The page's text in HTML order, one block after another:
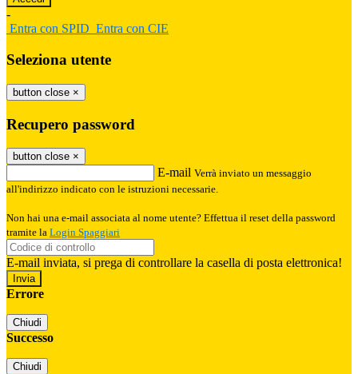
-
Entra con SPID Entra con CIE
Seleziona utente
button close ×
Recupero password
button close ×
E-mail Verrà inviato un messaggio
all'indirizzo indicato con le istruzioni necessarie.
Non hai una e-mail associata al nome utente? Effettua il reset della password
tramite la Login Spaggiari
E-mail inviata, si prega di controllare la casella di posta elettronica!
Errore
Chiudi
Successo
Chiudi